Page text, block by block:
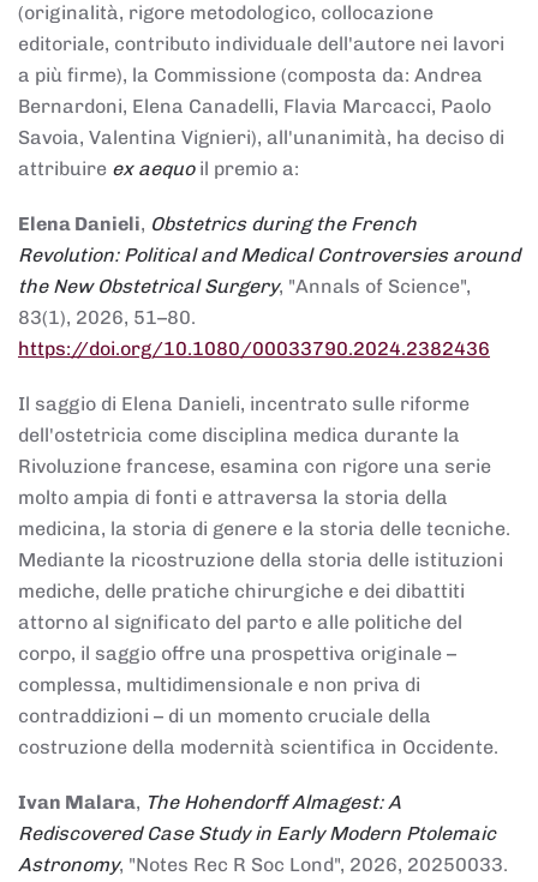
(originalità, rigore metodologico, collocazione
editoriale, contributo individuale dell'autore nei lavori
a più firme), la Commissione (composta da: Andrea
Bernardoni, Elena Canadelli, Flavia Marcacci, Paolo
Savoia, Valentina Vignieri), all'unanimità, ha deciso di
attribuire ex aequoil premio a:
Elena Danieli, Obstetrics during the French
Revolution: Political and Medical Controversies around
the New Obstetrical Surgery, "Annals of Science",
83(1), 2026, 51–80.
https://doi.org/10.1080/00033790.2024.2382436
Il saggio di Elena Danieli, incentrato sulle riforme
dell'ostetricia come disciplina medica durante la
Rivoluzione francese, esamina con rigore una serie
molto ampia di fonti e attraversa la storia della
medicina, la storia di genere e la storia delle tecniche.
Mediante la ricostruzione della storia delle istituzioni
mediche, delle pratiche chirurgiche e dei dibattiti
attorno al significato del parto e alle politiche del
corpo, il saggio offre una prospettiva originale –
complessa, multidimensionale e non priva di
contraddizioni – di un momento cruciale della
costruzione della modernità scientifica in Occidente.
Ivan Malara, The Hohendorff Almagest: A
Rediscovered Case Study in Early Modern Ptolemaic
Astronomy, "Notes Rec R Soc Lond", 2026, 20250033.